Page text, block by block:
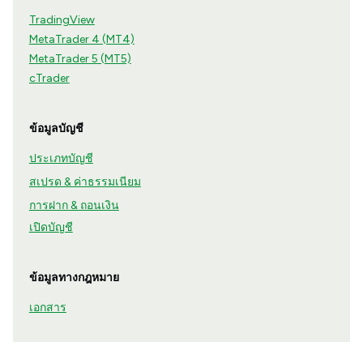
TradingView
MetaTrader 4 (MT4)
MetaTrader 5 (MT5)
cTrader
ข้อมูลบัญชี
ประเภทบัญชี
สเปรด & ค่าธรรมเนียม
การฝาก & ถอนเงิน
เปิดบัญชี
ข้อมูลทางกฎหมาย
เอกสาร